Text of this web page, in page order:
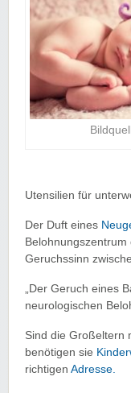
Utensilien für
Der Duft eines
Geruchssinn
„Der Geruch eines
neurologischen
Sind die Großeltern
benötigen sie
richtigen Adresse.